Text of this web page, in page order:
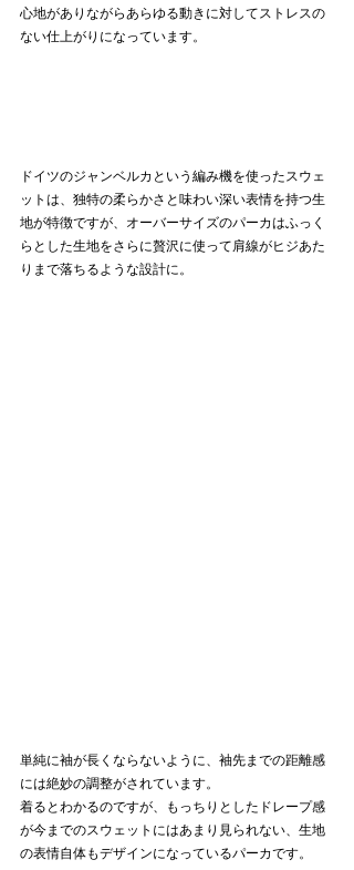
心地がありながらあらゆる動きに対してストレスの
ない仕上がりになっています。
ドイツのジャンベルカという編み機を使ったスウェ
ットは、独特の柔らかさと味わい深い表情を持つ生
地が特徴ですが、オーバーサイズのパーカはふっく
らとした生地をさらに贅沢に使って肩線がヒジあた
りまで落ちるような設計に。
単純に袖が長くならないように、袖先までの距離感
には絶妙の調整がされています。
着るとわかるのですが、もっちりとしたドレープ感
が今までのスウェットにはあまり見られない、生地
の表情自体もデザインになっているパーカです。